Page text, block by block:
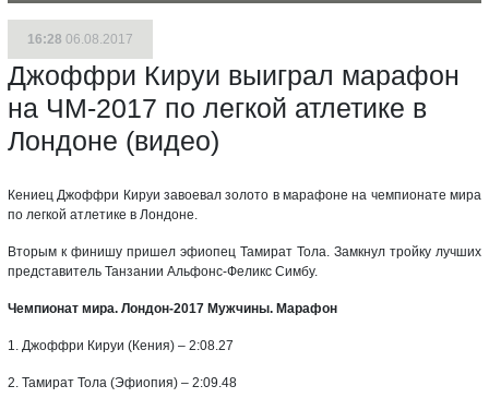
16:28 06.08.2017
Джоффри Кируи выиграл марафон
на ЧМ-2017 по легкой атлетике в
Лондоне (видео)
Кениец Джоффри Кируи завоевал золото в марафоне на чемпионате мира
по легкой атлетике в Лондоне.
Вторым к финишу пришел эфиопец Тамират Тола. Замкнул тройку лучших
представитель Танзании Альфонс-Феликс Симбу.
Чемпионат мира. Лондон-2017 Мужчины. Марафон
1. Джоффри Кируи (Кения) – 2:08.27
2. Тамират Тола (Эфиопия) – 2:09.48